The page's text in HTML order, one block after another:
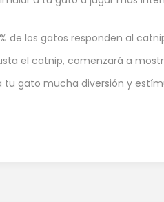
de los gatos responden al
el catnip, comenzará a
tu gato mucha diversión y